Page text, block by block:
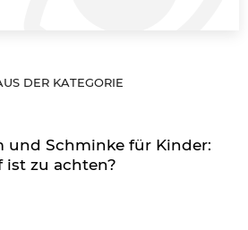
DER KATEGORIE
und Schminke für Kinder:
ist zu achten?